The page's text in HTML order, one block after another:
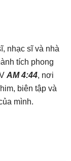
nhạc sĩ và nhà
tích phong
AM 4:44, nơi
biên tập và
mình.